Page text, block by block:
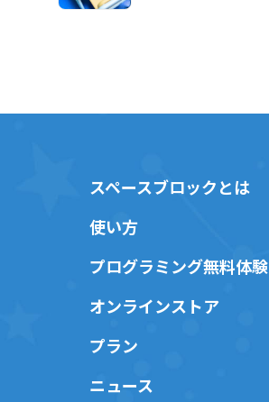
スペースブロックとは
使い方
プログラミング無料体験
オンラインストア
プラン
ニュース